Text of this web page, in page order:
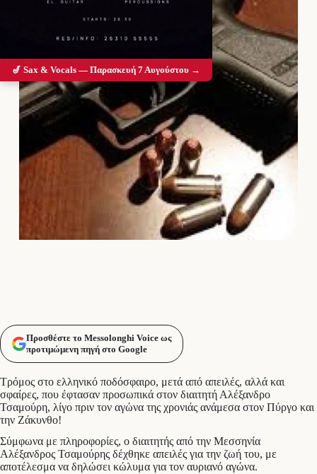
Προσθέστε το Messolonghi Voice ως
προτιμώμενη πηγή στο Google
Τρόμος στο ελληνικό ποδόσφαιρο, μετά από απειλές, αλλά και
σφαίρες, που έφτασαν προσωπικά στον διαιτητή Αλέξανδρο
Τσαμούρη, λίγο πριν τον αγώνα της χρονιάς ανάμεσα στον Πύργο και
την Ζάκυνθο!
Σύμφωνα με πληροφορίες, ο διαιτητής από την Μεσσηνία
Αλέξανδρος Τσαμούρης δέχθηκε απειλές για την ζωή του, με
αποτέλεσμα να δηλώσει κώλυμα για τον αυριανό αγώνα.
🎷 Sax & Vocals — Παρασκευή 7 Αυγούστου →